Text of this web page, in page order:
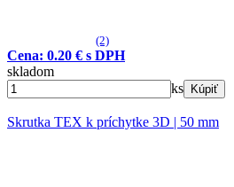
(2)
Cena: 0.20 € s DPH
skladom
ks
Kúpiť
Skrutka TEX k príchytke 3D | 50 mm